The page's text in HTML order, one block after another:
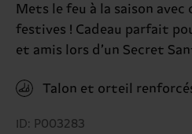
Mets le feu à la saison
festives ! Cadeau parfait
et amis lors d’un Secret
Talon et orteil
ID: P003283